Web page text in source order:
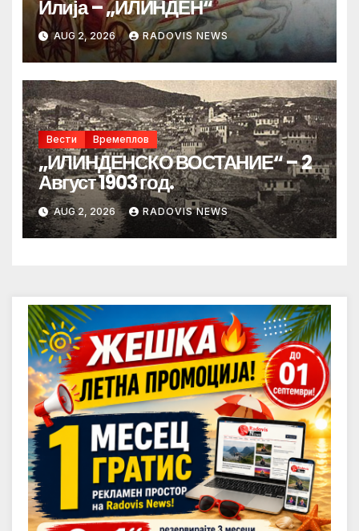
Илија – „ИЛИНДЕН“
AUG 2, 2026 RADOVIS NEWS
Вести Времеплов
„ИЛИНДЕНСКО ВОСТАНИЕ“ – 2
Август 1903 год.
AUG 2, 2026 RADOVIS NEWS